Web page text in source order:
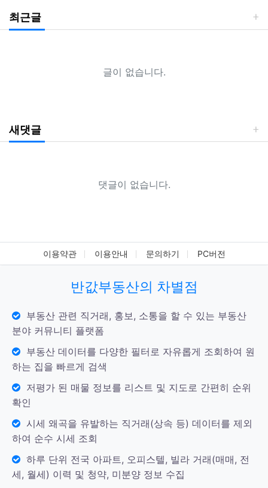
최근글
글이 없습니다.
새댓글
댓글이 없습니다.
이용약관 이용안내 문의하기 PC버전
반값부동산의 차별점
부동산 관련 직거래, 홍보, 소통을 할 수 있는 부동산
분야 커뮤니티 플랫폼
부동산 데이터를 다양한 필터로 자유롭게 조회하여 원
하는 집을 빠르게 검색
저평가 된 매물 정보를 리스트 및 지도로 간편히 순위
확인
시세 왜곡을 유발하는 직거래(상속 등) 데이터를 제외
하여 순수 시세 조회
하루 단위 전국 아파트, 오피스텔, 빌라 거래(매매, 전
세, 월세) 이력 및 청약, 미분양 정보 수집